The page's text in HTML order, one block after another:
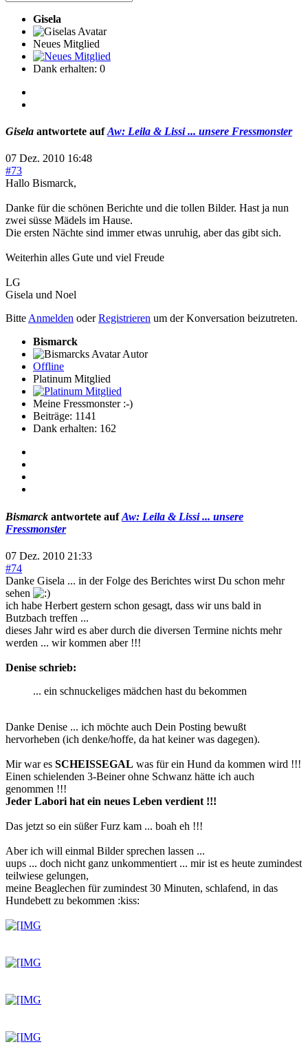
Gisela
Neues Mitglied
Dank erhalten: 0
Gisela antwortete aufAw: Leila & Lissi ... unsere Fressmonster
07 Dez. 2010 16:48
#73
Hallo Bismarck,
Danke für die schönen Berichte und die tollen Bilder. Hast ja nun
zwei süsse Mädels im Hause.
Die ersten Nächte sind immer etwas unruhig, aber das gibt sich.
Weiterhin alles Gute und viel Freude
LG
Gisela und Noel
BitteAnmelden oderRegistrieren um der Konversation beizutreten.
Bismarck
Autor
Offline
Platinum Mitglied
Meine Fressmonster :-)
Beiträge: 1141
Dank erhalten: 162
Bismarck antwortete aufAw: Leila & Lissi ... unsere
Fressmonster
07 Dez. 2010 21:33
#74
Danke Gisela ... in der Folge des Berichtes wirst Du schon mehr
sehen
ich habe Herbert gestern schon gesagt, dass wir uns bald in
Butzbach treffen ...
dieses Jahr wird es aber durch die diversen Termine nichts mehr
werden ... wir kommen aber !!!
Denise schrieb:
... ein schnuckeliges mädchen hast du bekommen
Danke Denise ... ich möchte auch Dein Posting bewußt
hervorheben (ich denke/hoffe, da hat keiner was dagegen).
Mir war es SCHEISSEGAL was für ein Hund da kommen wird !!!
Einen schielenden 3-Beiner ohne Schwanz hätte ich auch
genommen !!!
Jeder Labori hat ein neues Leben verdient !!!
Das jetzt so ein süßer Furz kam ... boah eh !!!
Aber ich will einmal Bilder sprechen lassen ...
uups ... doch nicht ganz unkommentiert ... mir ist es heute zumindest
teilwiese gelungen,
meine Beaglechen für zumindest 30 Minuten, schlafend, in das
Hundebett zu bekommen :kiss: